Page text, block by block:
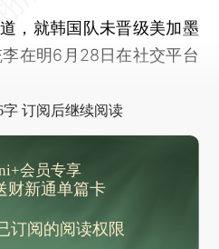
梅西替补登场任意球直接破门，将世界杯进球纪录刷新至19球
生，对阵出炉
32强
24.01GB
186架 占国内支线机队70%
，就韩国队未晋级美加墨
在明6月28日在社交平台
字 订阅后继续阅读
会员专享
财新通单篇卡
订阅的阅读权限